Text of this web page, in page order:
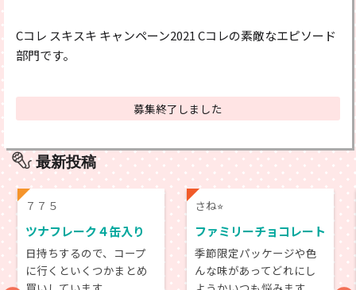
Cコレ スキスキ キャンペーン2021 Cコレの素敵なエピソード
部門です。
募集終了しました
最新投稿
７７５
ツナフレーク４缶入り
日持ちするので、コープ
に行くといくつかまとめ
さね⭐︎
ファミリーチョコレート
季節限定パッケージや色
んな味があってどれにし